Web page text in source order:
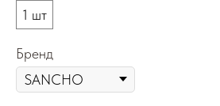
1 шт
Бренд